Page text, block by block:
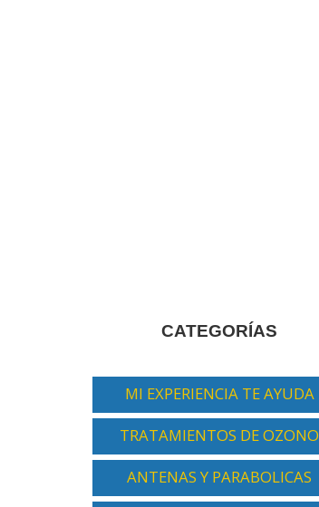
CATEGORÍAS
MI EXPERIENCIA TE AYUDA
TRATAMIENTOS DE OZONO
ANTENAS Y PARABOLICAS